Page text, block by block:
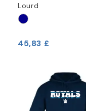
Lourd
45,83 £